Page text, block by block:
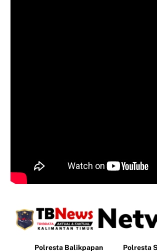
Polresta Balikpapan Polresta